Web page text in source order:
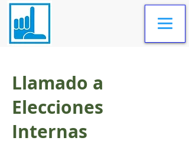
Llamado a
Elecciones
Internas